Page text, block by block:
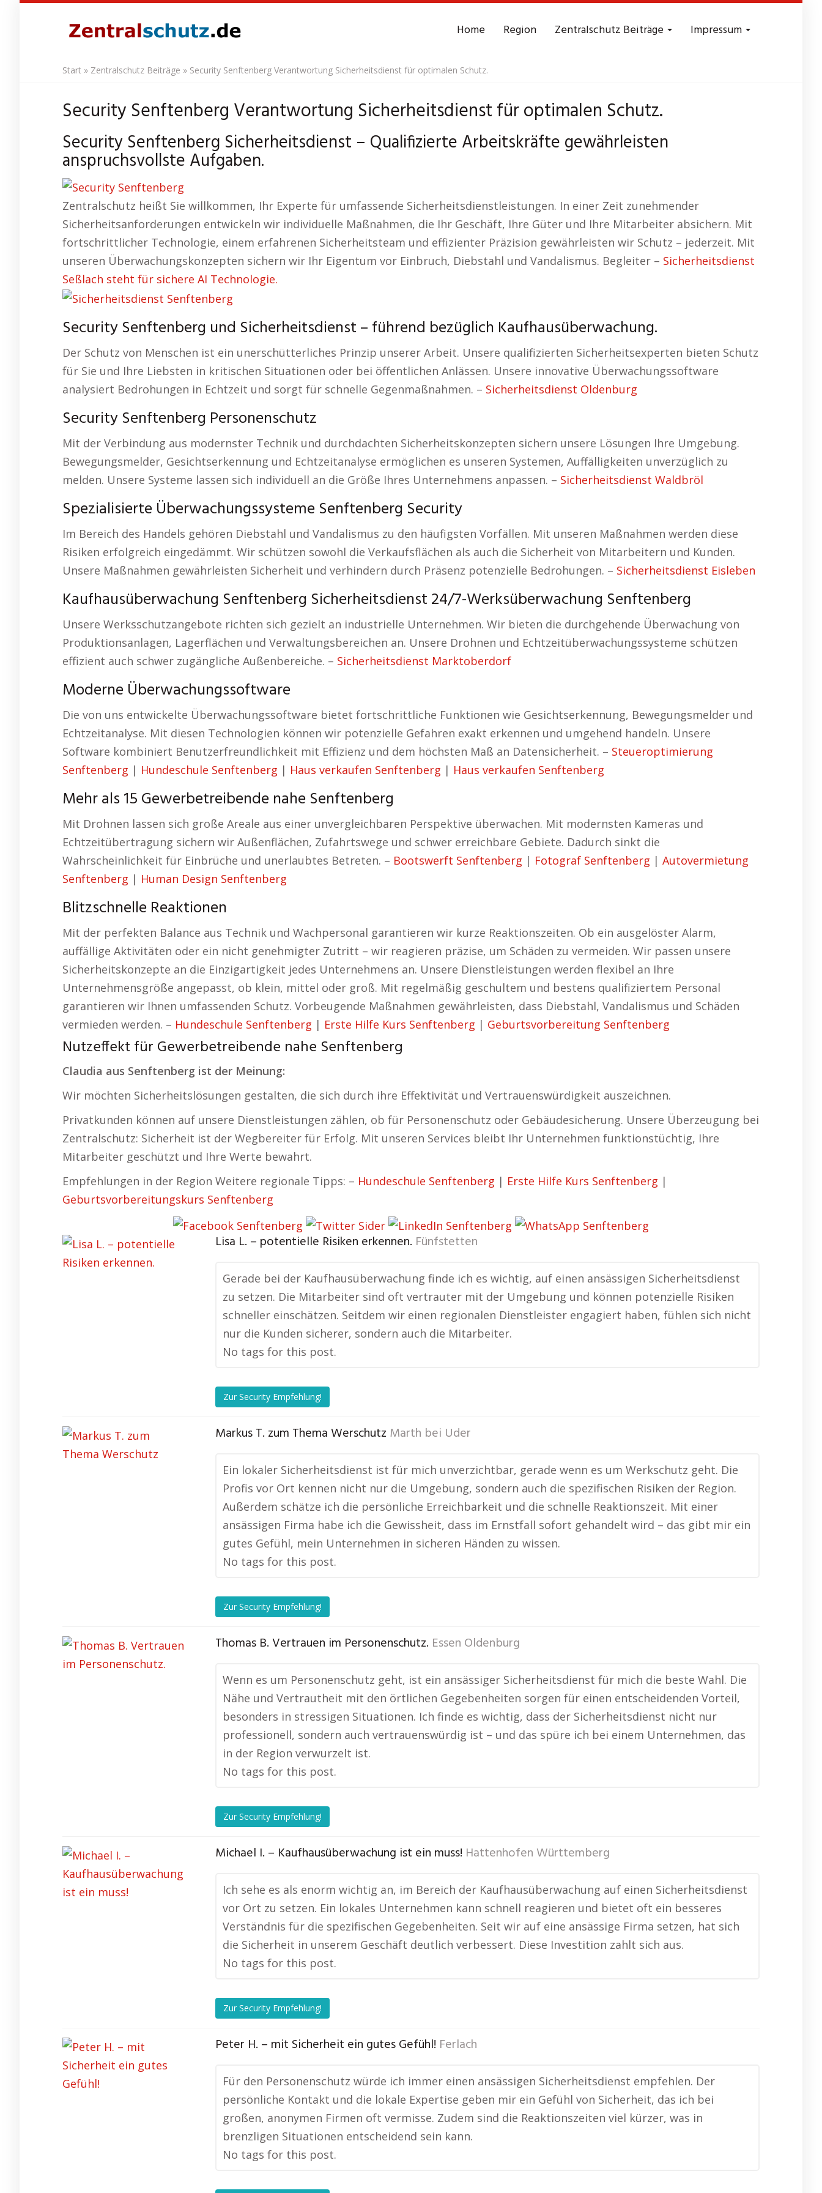
Home Region Zentralschutz Beiträge Impressum
Start » Zentralschutz Beiträge » Security Senftenberg Verantwortung Sicherheitsdienst für optimalen Schutz.
Security Senftenberg Verantwortung Sicherheitsdienst für optimalen Schutz.
Security Senftenberg Sicherheitsdienst – Qualifizierte Arbeitskräfte gewährleisten
anspruchsvollste Aufgaben.
Zentralschutz heißt Sie willkommen, Ihr Experte für umfassende Sicherheitsdienstleistungen. In einer Zeit zunehmender
Sicherheitsanforderungen entwickeln wir individuelle Maßnahmen, die Ihr Geschäft, Ihre Güter und Ihre Mitarbeiter absichern. Mit
fortschrittlicher Technologie, einem erfahrenen Sicherheitsteam und effizienter Präzision gewährleisten wir Schutz – jederzeit. Mit
unseren Überwachungskonzepten sichern wir Ihr Eigentum vor Einbruch, Diebstahl und Vandalismus. Begleiter – Sicherheitsdienst
Seßlach steht für sichere AI Technologie.
Security Senftenberg und Sicherheitsdienst – führend bezüglich Kaufhausüberwachung.
Der Schutz von Menschen ist ein unerschütterliches Prinzip unserer Arbeit. Unsere qualifizierten Sicherheitsexperten bieten Schutz
für Sie und Ihre Liebsten in kritischen Situationen oder bei öffentlichen Anlässen. Unsere innovative Überwachungssoftware
analysiert Bedrohungen in Echtzeit und sorgt für schnelle Gegenmaßnahmen. – Sicherheitsdienst Oldenburg
Security Senftenberg Personenschutz
Mit der Verbindung aus modernster Technik und durchdachten Sicherheitskonzepten sichern unsere Lösungen Ihre Umgebung.
Bewegungsmelder, Gesichtserkennung und Echtzeitanalyse ermöglichen es unseren Systemen, Auffälligkeiten unverzüglich zu
melden. Unsere Systeme lassen sich individuell an die Größe Ihres Unternehmens anpassen. – Sicherheitsdienst Waldbröl
Spezialisierte Überwachungssysteme Senftenberg Security
Im Bereich des Handels gehören Diebstahl und Vandalismus zu den häufigsten Vorfällen. Mit unseren Maßnahmen werden diese
Risiken erfolgreich eingedämmt. Wir schützen sowohl die Verkaufsflächen als auch die Sicherheit von Mitarbeitern und Kunden.
Unsere Maßnahmen gewährleisten Sicherheit und verhindern durch Präsenz potenzielle Bedrohungen. – Sicherheitsdienst Eisleben
Kaufhausüberwachung Senftenberg Sicherheitsdienst 24/7-Werksüberwachung Senftenberg
Unsere Werksschutzangebote richten sich gezielt an industrielle Unternehmen. Wir bieten die durchgehende Überwachung von
Produktionsanlagen, Lagerflächen und Verwaltungsbereichen an. Unsere Drohnen und Echtzeitüberwachungssysteme schützen
effizient auch schwer zugängliche Außenbereiche. – Sicherheitsdienst Marktoberdorf
Moderne Überwachungssoftware
Die von uns entwickelte Überwachungssoftware bietet fortschrittliche Funktionen wie Gesichtserkennung, Bewegungsmelder und
Echtzeitanalyse. Mit diesen Technologien können wir potenzielle Gefahren exakt erkennen und umgehend handeln. Unsere
Software kombiniert Benutzerfreundlichkeit mit Effizienz und dem höchsten Maß an Datensicherheit. – Steueroptimierung
Senftenberg | Hundeschule Senftenberg | Haus verkaufen Senftenberg | Haus verkaufen Senftenberg
Mehr als 15 Gewerbetreibende nahe Senftenberg
Mit Drohnen lassen sich große Areale aus einer unvergleichbaren Perspektive überwachen. Mit modernsten Kameras und
Echtzeitübertragung sichern wir Außenflächen, Zufahrtswege und schwer erreichbare Gebiete. Dadurch sinkt die
Wahrscheinlichkeit für Einbrüche und unerlaubtes Betreten. – Bootswerft Senftenberg | Fotograf Senftenberg | Autovermietung
Senftenberg | Human Design Senftenberg
Blitzschnelle Reaktionen
Mit der perfekten Balance aus Technik und Wachpersonal garantieren wir kurze Reaktionszeiten. Ob ein ausgelöster Alarm,
auffällige Aktivitäten oder ein nicht genehmigter Zutritt – wir reagieren präzise, um Schäden zu vermeiden. Wir passen unsere
Sicherheitskonzepte an die Einzigartigkeit jedes Unternehmens an. Unsere Dienstleistungen werden flexibel an Ihre
Unternehmensgröße angepasst, ob klein, mittel oder groß. Mit regelmäßig geschultem und bestens qualifiziertem Personal
garantieren wir Ihnen umfassenden Schutz. Vorbeugende Maßnahmen gewährleisten, dass Diebstahl, Vandalismus und Schäden
vermieden werden. – Hundeschule Senftenberg | Erste Hilfe Kurs Senftenberg | Geburtsvorbereitung Senftenberg
Nutzeffekt für Gewerbetreibende nahe Senftenberg
Claudia aus Senftenberg ist der Meinung:
Wir möchten Sicherheitslösungen gestalten, die sich durch ihre Effektivität und Vertrauenswürdigkeit auszeichnen.
Privatkunden können auf unsere Dienstleistungen zählen, ob für Personenschutz oder Gebäudesicherung. Unsere Überzeugung bei
Zentralschutz: Sicherheit ist der Wegbereiter für Erfolg. Mit unseren Services bleibt Ihr Unternehmen funktionstüchtig, Ihre
Mitarbeiter geschützt und Ihre Werte bewahrt.
Empfehlungen in der Region Weitere regionale Tipps: – Hundeschule Senftenberg | Erste Hilfe Kurs Senftenberg |
Geburtsvorbereitungskurs Senftenberg
Lisa L. – potentielle Risiken erkennen. Fünfstetten
Gerade bei der Kaufhausüberwachung finde ich es wichtig, auf einen ansässigen Sicherheitsdienst
zu setzen. Die Mitarbeiter sind oft vertrauter mit der Umgebung und können potenzielle Risiken
schneller einschätzen. Seitdem wir einen regionalen Dienstleister engagiert haben, fühlen sich nicht
nur die Kunden sicherer, sondern auch die Mitarbeiter.
No tags for this post.
Zur Security Empfehlung!
Markus T. zum Thema Werschutz Marth bei Uder
Ein lokaler Sicherheitsdienst ist für mich unverzichtbar, gerade wenn es um Werkschutz geht. Die
Profis vor Ort kennen nicht nur die Umgebung, sondern auch die spezifischen Risiken der Region.
Außerdem schätze ich die persönliche Erreichbarkeit und die schnelle Reaktionszeit. Mit einer
ansässigen Firma habe ich die Gewissheit, dass im Ernstfall sofort gehandelt wird – das gibt mir ein
gutes Gefühl, mein Unternehmen in sicheren Händen zu wissen.
No tags for this post.
Zur Security Empfehlung!
Thomas B. Vertrauen im Personenschutz. Essen Oldenburg
Wenn es um Personenschutz geht, ist ein ansässiger Sicherheitsdienst für mich die beste Wahl. Die
Nähe und Vertrautheit mit den örtlichen Gegebenheiten sorgen für einen entscheidenden Vorteil,
besonders in stressigen Situationen. Ich finde es wichtig, dass der Sicherheitsdienst nicht nur
professionell, sondern auch vertrauenswürdig ist – und das spüre ich bei einem Unternehmen, das
in der Region verwurzelt ist.
No tags for this post.
Zur Security Empfehlung!
Michael I. – Kaufhausüberwachung ist ein muss! Hattenhofen Württemberg
Ich sehe es als enorm wichtig an, im Bereich der Kaufhausüberwachung auf einen Sicherheitsdienst
vor Ort zu setzen. Ein lokales Unternehmen kann schnell reagieren und bietet oft ein besseres
Verständnis für die spezifischen Gegebenheiten. Seit wir auf eine ansässige Firma setzen, hat sich
die Sicherheit in unserem Geschäft deutlich verbessert. Diese Investition zahlt sich aus.
No tags for this post.
Zur Security Empfehlung!
Peter H. – mit Sicherheit ein gutes Gefühl! Ferlach
Für den Personenschutz würde ich immer einen ansässigen Sicherheitsdienst empfehlen. Der
persönliche Kontakt und die lokale Expertise geben mir ein Gefühl von Sicherheit, das ich bei
großen, anonymen Firmen oft vermisse. Zudem sind die Reaktionszeiten viel kürzer, was in
brenzligen Situationen entscheidend sein kann.
No tags for this post.